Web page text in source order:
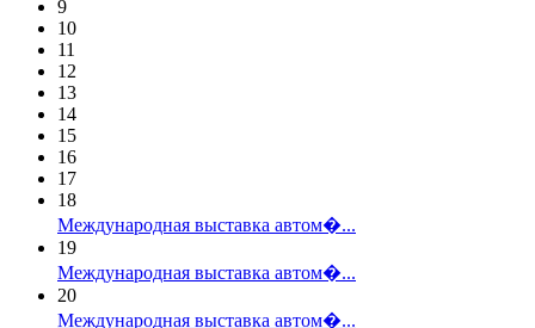
9
10
11
12
13
14
15
16
17
18
Международная выставка автом�...
19
Международная выставка автом�...
20
Международная выставка автом�...